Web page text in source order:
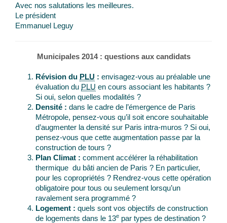
Avec nos salutations les meilleures.
Le président
Emmanuel Leguy
Municipales 2014 : questions aux candidats
Révision du PLU : envisagez-vous au préalable une
évaluation du PLU en cours associant les habitants ?
Si oui, selon quelles modalités ?
Densité : dans le cadre de l’émergence de Paris
Métropole, pensez-vous qu’il soit encore souhaitable
d’augmenter la densité sur Paris intra-muros ? Si oui,
pensez-vous que cette augmentation passe par la
construction de tours ?
Plan Climat : comment accélérer la réhabilitation
thermique du bâti ancien de Paris ? En particulier,
pour les copropriétés ? Rendrez-vous cette opération
obligatoire pour tous ou seulement lorsqu’un
ravalement sera programmé ?
Logement : quels sont vos objectifs de construction
de logements dans le 13e par types de destination ?